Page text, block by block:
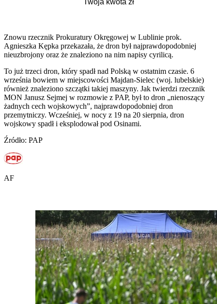
Znowu rzecznik Prokuratury Okręgowej w Lublinie prok.
Agnieszka Kępka przekazała, że dron był najprawdopodobniej
nieuzbrojony oraz że znaleziono na nim napisy cyrilicą.
To już trzeci dron, który spadł nad Polską w ostatnim czasie. 6
września bowiem w miejscowości Majdan-Sielec (woj. lubelskie)
również znaleziono szczątki takiej maszyny. Jak twierdzi rzecznik
MON Janusz Sejmej w rozmowie z PAP, był to dron „nienoszący
żadnych cech wojskowych”, najprawdopodobniej dron
przemytniczy. Wcześniej, w nocy z 19 na 20 sierpnia, dron
wojskowy spadł i eksplodował pod Osinami.
Źródło: PAP
AF